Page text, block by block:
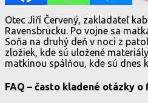
Otec Jiří Červený, zakladateľ
Ravensbrücku. Po vojne sa
Soňa na druhý deň v noci z
zložiek, kde sú uložené
matkinou spálňou, kde sú dnes
FAQ – často kladené otázky o